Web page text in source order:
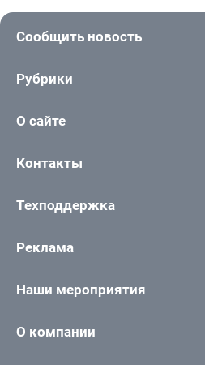
Сообщить новость
Рубрики
О сайте
Контакты
Техподдержка
Реклама
Наши мероприятия
О компании